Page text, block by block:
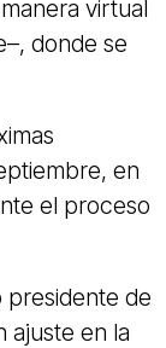
virtual
donde se
en
el proceso
presidente de
ajuste en la